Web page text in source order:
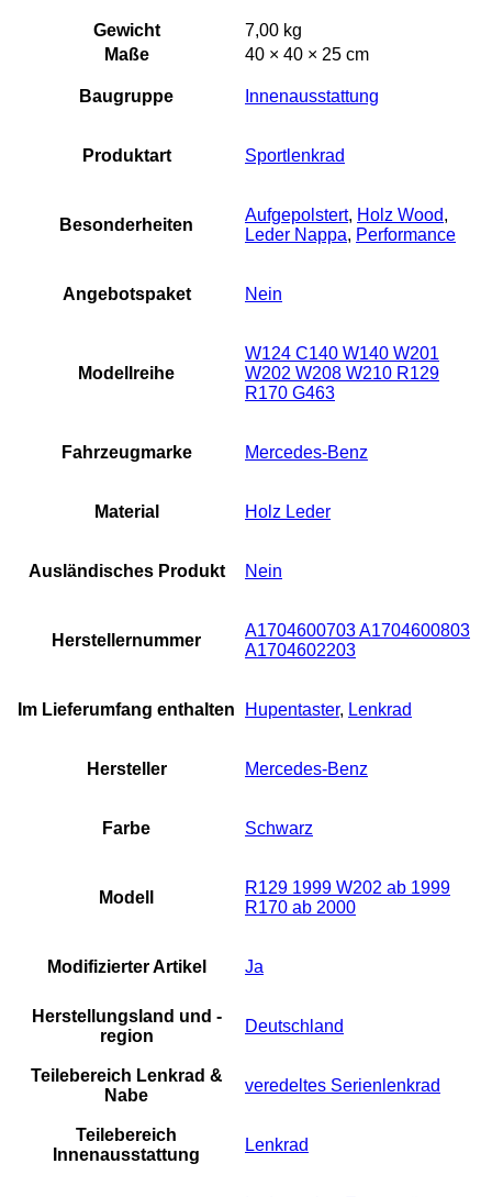
Gewicht
7,00 kg
Maße
40 × 40 × 25 cm
Baugruppe Innenausstattung
Produktart Sportlenkrad
Besonderheiten
Aufgepolstert, Holz Wood,
Leder Nappa, Performance
Angebotspaket Nein
Modellreihe
W124 C140 W140 W201
W202 W208 W210 R129
R170 G463
Fahrzeugmarke Mercedes-Benz
Material Holz Leder
Ausländisches Produkt Nein
Herstellernummer
A1704600703 A1704600803
A1704602203
Im Lieferumfang enthalten Hupentaster, Lenkrad
Hersteller Mercedes-Benz
Farbe Schwarz
Modell
R129 1999 W202 ab 1999
R170 ab 2000
Modifizierter Artikel Ja
Herstellungsland und -
region
Deutschland
Teilebereich Lenkrad &
Nabe
veredeltes Serienlenkrad
Teilebereich
Innenausstattung
Lenkrad